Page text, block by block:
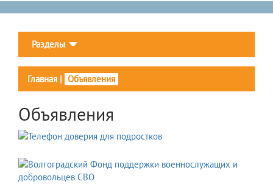
Разделы
Главная | Объявления
Объявления